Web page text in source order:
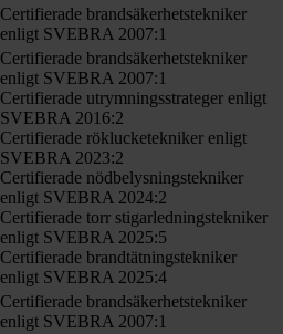
Certifierade brandsäkerhetstekniker
enligt SVEBRA 2007:1
Certifierade brandsäkerhetstekniker
enligt SVEBRA 2007:1
Certifierade utrymningsstrateger enligt
SVEBRA 2016:2
Certifierade röklucketekniker enligt
SVEBRA 2023:2
Certifierade nödbelysningstekniker
enligt SVEBRA 2024:2
Certifierade torr stigarledningstekniker
enligt SVEBRA 2025:5
Certifierade brandtätningstekniker
enligt SVEBRA 2025:4
Certifierade brandsäkerhetstekniker
enligt SVEBRA 2007:1